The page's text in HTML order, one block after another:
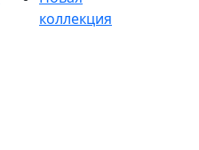
коллекция